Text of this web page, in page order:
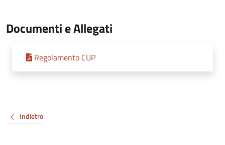
Documenti e Allegati
Regolamento CUP
Indietro